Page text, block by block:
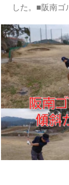
した。■阪南